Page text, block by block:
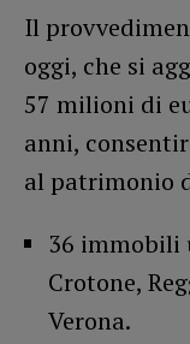
Il
oggi, che si
57 milioni di
anni,
al patrimonio
36 immobili
Crotone,
Verona.